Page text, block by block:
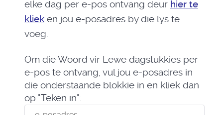
elke dag per e-pos ontvang deur hier te
kliek en jou e-posadres by die lys te
voeg.
Om die Woord vir Lewe dagstukkies per
e-pos te ontvang, vul jou e-posadres in
die onderstaande blokkie in en kliek dan
op "Teken in":